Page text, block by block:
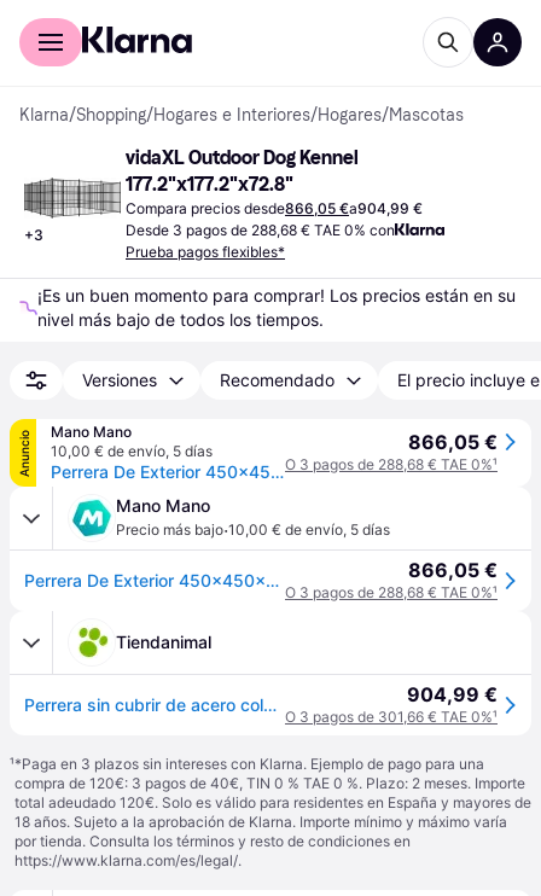
Comprar con Klarna
Klarna/Shopping/Hogares e Interiores/Hogares/Mascotas
+3
vidaXL Outdoor Dog Kennel
177.2"x177.2"x72.8"
Compara precios desde866,05 €a904,99 €
Desde 3 pagos de 288,68 € TAE 0% con
Prueba pagos flexibles*
¡Es un buen momento para comprar! Los precios están en su
nivel más bajo de todos los tiempos.
Versiones Recomendado El precio incluye
Anuncio
Mano Mano
10,00 € de envío, 5 días
Perrera De Exterior 450x450x185 Cm Vidaxl
866,05 €
O 3 pagos de 288,68 € TAE 0%¹
Mano Mano
Precio más bajo·10,00 € de envío, 5 días
Perrera De Exterior 450x450x185 Cm Vidaxl 866,05 €
O 3 pagos de 288,68 € TAE 0%¹
Tiendanimal
Perrera sin cubrir de acero color Negro 904,99 €
O 3 pagos de 301,66 € TAE 0%¹
¹*Paga en 3 plazos sin intereses con Klarna. Ejemplo de pago para una
compra de 120€: 3 pagos de 40€, TIN 0 % TAE 0 %. Plazo: 2 meses. Importe
total adeudado 120€. Solo es válido para residentes en España y mayores de
18 años. Sujeto a la aprobación de Klarna. Importe mínimo y máximo varía
por tienda. Consulta los términos y resto de condiciones en
https://www.klarna.com/es/legal/.